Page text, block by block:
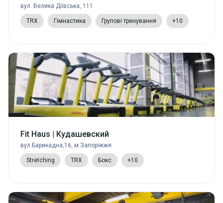
вул. Велика Діївська, 111
TRX Гімнастика Групові тренування +10
Fit Haus | Кудашевский
вул.Барикадна,16, м.Запоріжжя
Stretching TRX Бокс +10